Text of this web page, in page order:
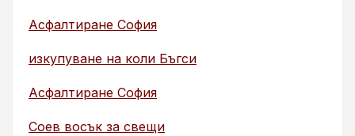
Асфалтиране София
изкупуване на коли Бъгси
Асфалтиране София
Соев восък за свещи